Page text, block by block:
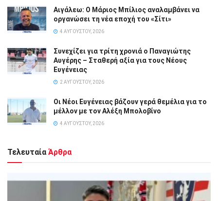
Αιγάλεω: Ο Μάριος Μπίλιος αναλαμβάνει να
οργανώσει τη νέα εποχή του «Σίτι»
4 ΑΥΓΟΎΣΤΟΥ, 2026
Συνεχίζει για τρίτη χρονιά ο Παναγιώτης
Αυγέρης – Σταθερή αξία για τους Νέους
Ευγένειας
2 ΑΥΓΟΎΣΤΟΥ, 2026
Οι Νέοι Ευγένειας βάζουν γερά θεμέλια για το
μέλλον με τον Αλέξη Μπολοβίνο
4 ΑΥΓΟΎΣΤΟΥ, 2026
Τελευταία Άρθρα